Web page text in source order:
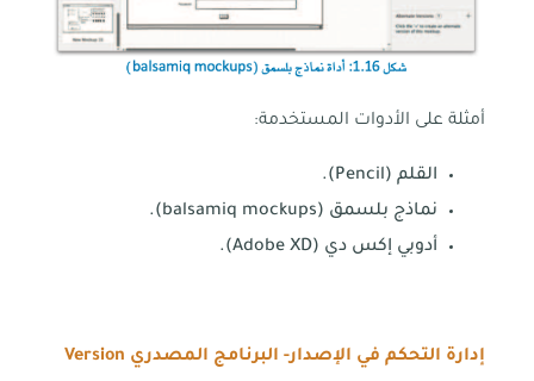
أمثلة على الأدوات المستخدمة:
القلم (Pencil).
نماذج بلسمق (balsamiq mockups).
أدوبي إكس دي (Adobe XD).
إدارة التحكم في الإصدار- البرنامج المصدري Version